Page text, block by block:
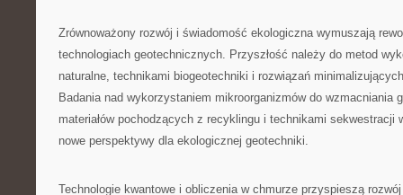
Zrównoważony rozwój i świadomość ekologiczna wymuszają
technologiach geotechnicznych. Przyszłość należy do metod
naturalne, technikami biogeotechniki i rozwiązań
Badania nad wykorzystaniem mikroorganizmów do wzmacniania
materiałów pochodzących z recyklingu i technikami sekwestracji
nowe perspektywy dla ekologicznej geotechniki.
Technologie kwantowe i obliczenia w chmurze przyspieszą